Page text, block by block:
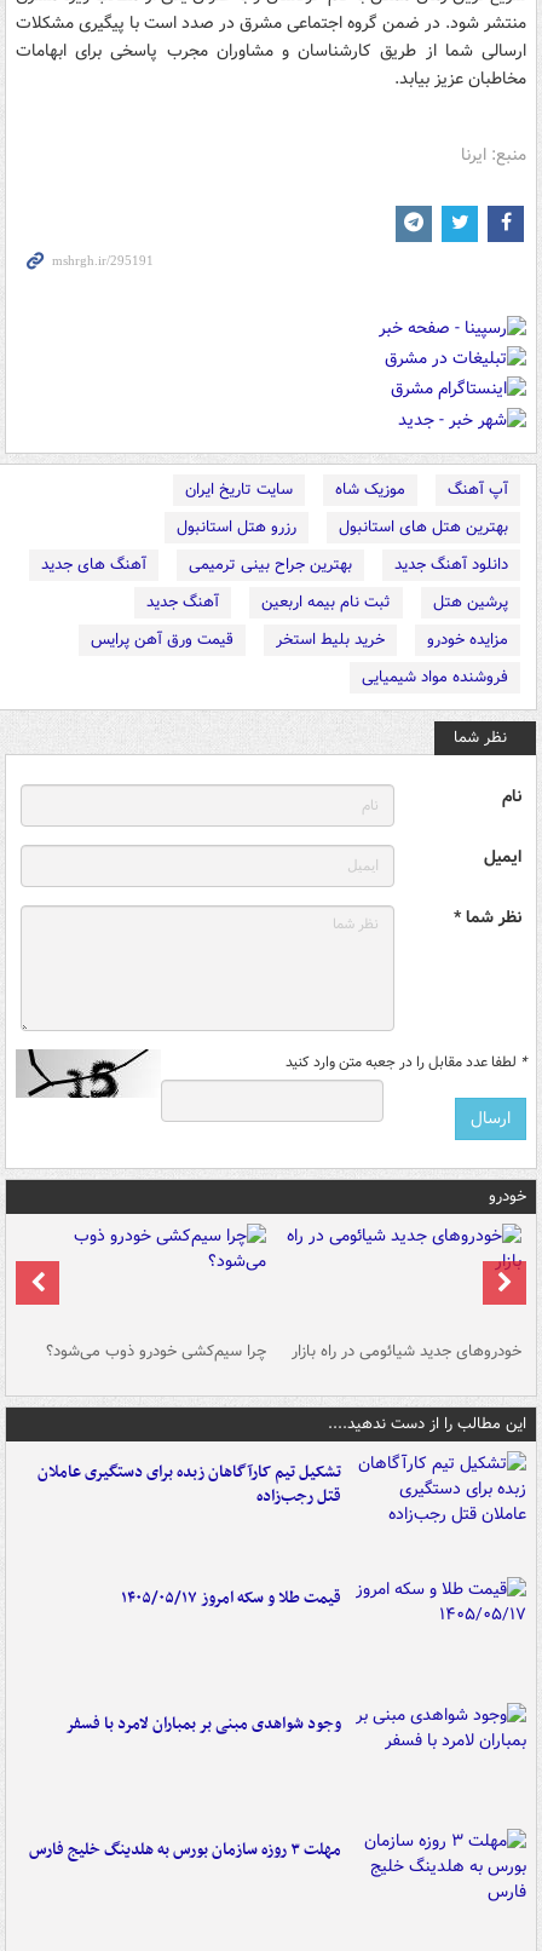
منتشر شود. در ضمن گروه اجتماعی مشرق در صدد است با پیگیری مشکلات
ارسالی شما از طریق کارشناسان و مشاوران مجرب پاسخی برای ابهامات
مخاطبان عزیز بیابد.
منبع: ایرنا
آپ آهنگ موزیک شاه
سایت تاریخ ایران
بهترین هتل های استانبول
رزرو هتل استانبول
دانلود آهنگ جدید
بهترین جراح بینی ترمیمی
آهنگ های جدید
پرشین هتل
ثبت نام بیمه اربعین
آهنگ جدید
مزایده خودرو
خرید بلیط استخر
قیمت ورق آهن پرایس
فروشنده مواد شیمیایی
نظر شما
نام
ایمیل
نظر شما *
* لطفا عدد مقابل را در جعبه متن وارد کنید
خودرو
خودروهای جدید شیائومی در راه بازار چرا سیم‌کشی خودرو ذوب می‌شود؟
این مطالب را از دست ندهید....
تشکیل تیم کارآگاهان زبده برای دستگیری عاملان
قتل رجب‌زاده
قیمت طلا و سکه امروز ۱۴۰۵/۰۵/۱۷
وجود شواهدی مبنی بر بمباران لامرد با فسفر
مهلت ۳ روزه سازمان بورس به هلدینگ خلیج فارس